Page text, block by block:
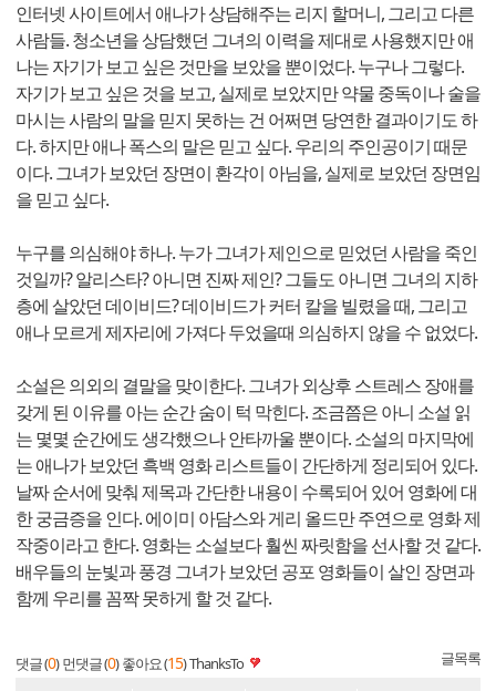
인터넷 사이트에서 애나가 상담해주는 리지 할머니, 그리고 다른
사람들. 청소년을 상담했던 그녀의 이력을 제대로 사용했지만 애
나는 자기가 보고 싶은 것만을 보았을 뿐이었다. 누구나 그렇다.
자기가 보고 싶은 것을 보고, 실제로 보았지만 약물 중독이나 술을
마시는 사람의 말을 믿지 못하는 건 어쩌면 당연한 결과이기도 하
다. 하지만 애나 폭스의 말은 믿고 싶다. 우리의 주인공이기 때문
이다. 그녀가 보았던 장면이 환각이 아님을, 실제로 보았던 장면임
을 믿고 싶다.
누구를 의심해야 하나. 누가 그녀가 제인으로 믿었던 사람을 죽인
것일까? 알리스타? 아니면 진짜 제인? 그들도 아니면 그녀의 지하
층에 살았던 데이비드? 데이비드가 커터 칼을 빌렸을 때, 그리고
애나 모르게 제자리에 가져다 두었을때 의심하지 않을 수 없었다.
소설은 의외의 결말을 맞이한다. 그녀가 외상후 스트레스 장애를
갖게 된 이유를 아는 순간 숨이 턱 막힌다. 조금쯤은 아니 소설 읽
는 몇몇 순간에도 생각했으나 안타까울 뿐이다. 소설의 마지막에
는 애나가 보았던 흑백 영화 리스트들이 간단하게 정리되어 있다.
날짜 순서에 맞춰 제목과 간단한 내용이 수록되어 있어 영화에 대
한 궁금증을 인다. 에이미 아담스와 게리 올드만 주연으로 영화 제
작중이라고 한다. 영화는 소설보다 훨씬 짜릿함을 선사할 것 같다.
배우들의 눈빛과 풍경 그녀가 보았던 공포 영화들이 살인 장면과
함께 우리를 꼼짝 못하게 할 것 같다.
댓글 (0) 먼댓글 (0) 좋아요 (15)ThanksTo 글목록